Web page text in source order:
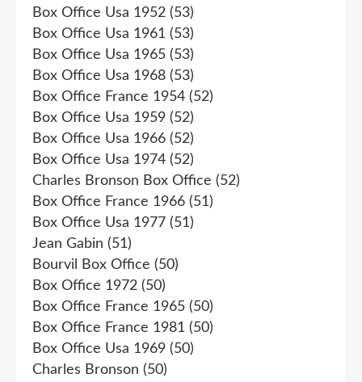
Box Office Usa 1952 (53)
Box Office Usa 1961 (53)
Box Office Usa 1965 (53)
Box Office Usa 1968 (53)
Box Office France 1954 (52)
Box Office Usa 1959 (52)
Box Office Usa 1966 (52)
Box Office Usa 1974 (52)
Charles Bronson Box Office (52)
Box Office France 1966 (51)
Box Office Usa 1977 (51)
Jean Gabin (51)
Bourvil Box Office (50)
Box Office 1972 (50)
Box Office France 1965 (50)
Box Office France 1981 (50)
Box Office Usa 1969 (50)
Charles Bronson (50)